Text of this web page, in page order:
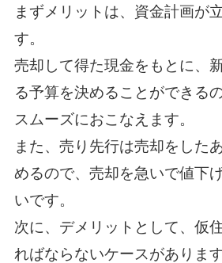
まずメリットは、資金計画が
す。
売却して得た現金をもとに、
る予算を決めることができる
スムーズにおこなえます。
また、売り先行は売却をした
めるので、売却を急いで値下
いです。
次に、デメリットとして、仮
ればならないケースがあります